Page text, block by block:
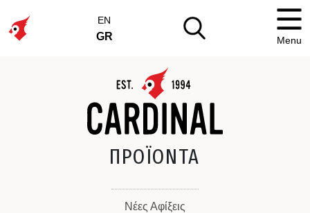
EN
GR Menu
ΠΡΟΪΟΝΤΑ
Νέες Αφίξεις